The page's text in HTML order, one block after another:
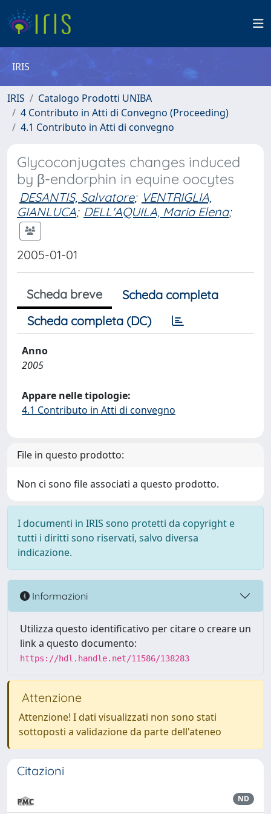
IRIS
IRIS
Catalogo Prodotti UNIBA
4 Contributo in Atti di Convegno (Proceeding)
4.1 Contributo in Atti di convegno
Glycoconjugates changes induced
by β-endorphin in equine oocytes
DESANTIS, Salvatore; VENTRIGLIA,
GIANLUCA; DELL'AQUILA, Maria Elena;
2005-01-01
Scheda breve
Scheda completa
Scheda completa (DC)
Anno
2005
Appare nelle tipologie:
4.1 Contributo in Atti di convegno
File in questo prodotto:
Non ci sono file associati a questo prodotto.
I documenti in IRIS sono protetti da copyright e
tutti i diritti sono riservati, salvo diversa
indicazione.
Informazioni
Utilizza questo identificativo per citare o creare un
link a questo documento:
https://hdl.handle.net/11586/138283
Attenzione
Attenzione! I dati visualizzati non sono stati
sottoposti a validazione da parte dell'ateneo
Citazioni
ND